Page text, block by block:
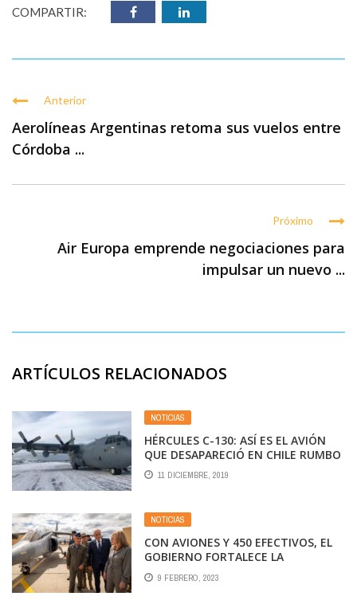
COMPARTIR:
Anterior
Aerolíneas Argentinas retoma sus vuelos entre
Córdoba ...
Próximo
Air Europa emprende negociaciones para
impulsar un nuevo ...
ARTÍCULOS RELACIONADOS
NOTICIAS
HÉRCULES C-130: ASÍ ES EL AVIÓN
QUE DESAPARECIÓ EN CHILE RUMBO
A LA ANTÁRTIDA CON 38 PERSONAS
A BORDO
11 DICIEMBRE, 2019
NOTICIAS
CON AVIONES Y 450 EFECTIVOS, EL
GOBIERNO FORTALECE LA
PRESENCIA MILITAR EN SANTA CRUZ
9 FEBRERO, 2023